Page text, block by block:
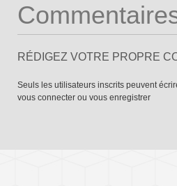
RÉDIGEZ VOTRE PROPRE
Seuls les utilisateurs inscrits peuvent
vous connecter ou vous enregistrer